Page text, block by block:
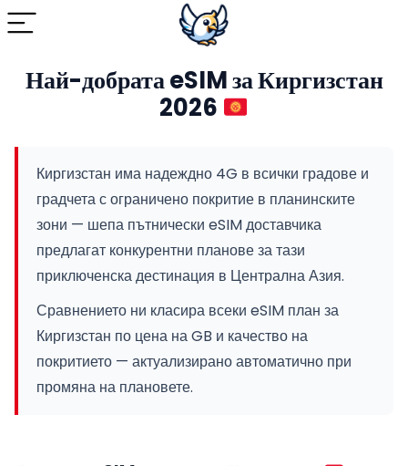
Най-добрата eSIM за Киргизстан
2026
Киргизстан има надеждно 4G в всички градове и
градчета с ограничено покритие в планинските
зони — шепа пътнически eSIM доставчика
предлагат конкурентни планове за тази
приключенска дестинация в Централна Азия.
Сравнението ни класира всеки eSIM план за
Киргизстан по цена на GB и качество на
покритието — актуализирано автоматично при
промяна на плановете.